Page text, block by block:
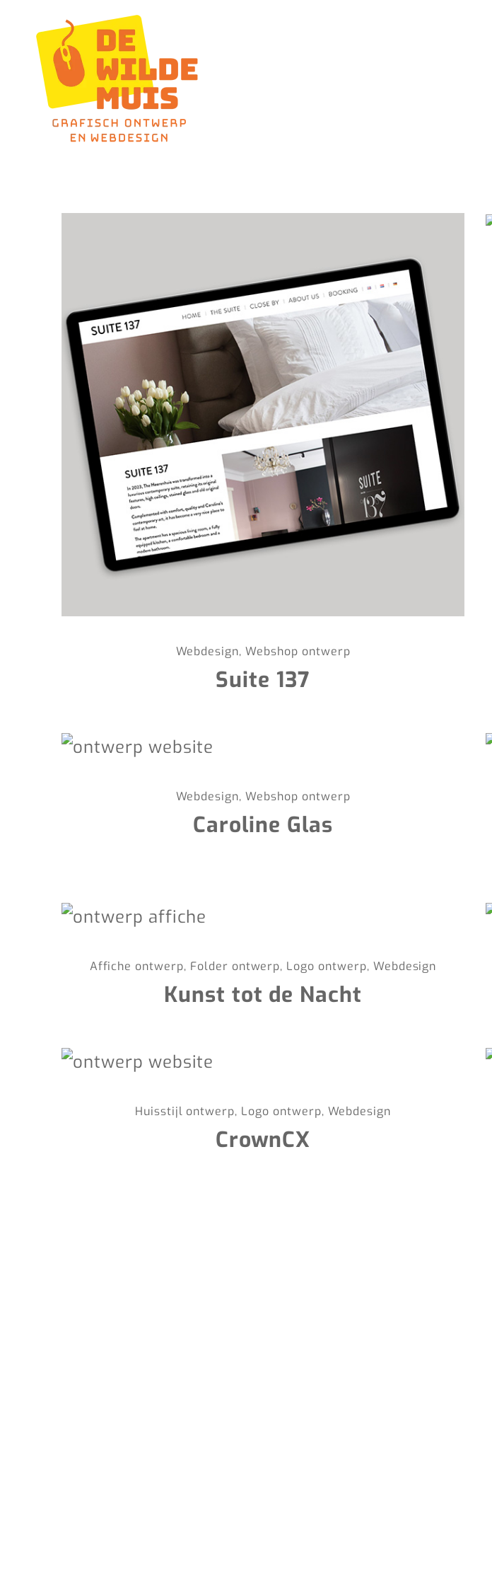
Webdesign, Webshop ontwerp
Suite 137
Webdesign, Webshop ontwerp
Caroline Glas
Affiche ontwerp, Folder ontwerp, Logo ontwerp, Webdesign
Kunst tot de Nacht
Huisstijl ontwerp, Logo ontwerp, Webdesign
CrownCX